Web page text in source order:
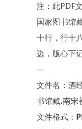
注：此PDF
国家图书馆
十行，行十
边，版心下
—
文件名：酒
书馆藏.南宋
文件格式：